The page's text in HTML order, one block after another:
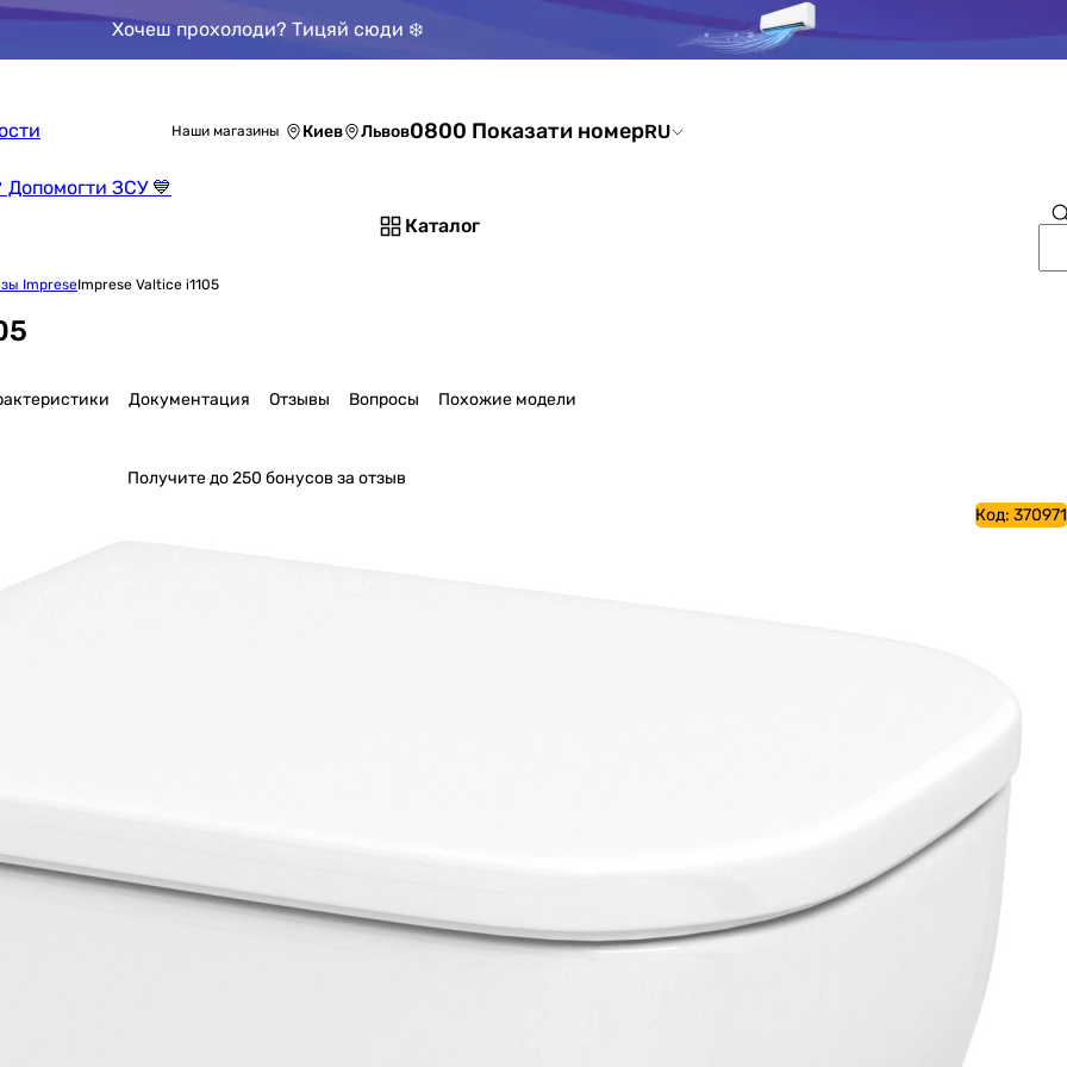
Хочеш прохолоди? Тицяй сюди ❄️
Допомогти ЗСУ 💙
Наши магазины Киев Львов0800 Показати номерRU
Каталог
ImpreseImprese Valtice i1105
Документация Отзывы Вопросы Похожие модели
Получитедо 250 бонусов за отзыв
Код: 370971